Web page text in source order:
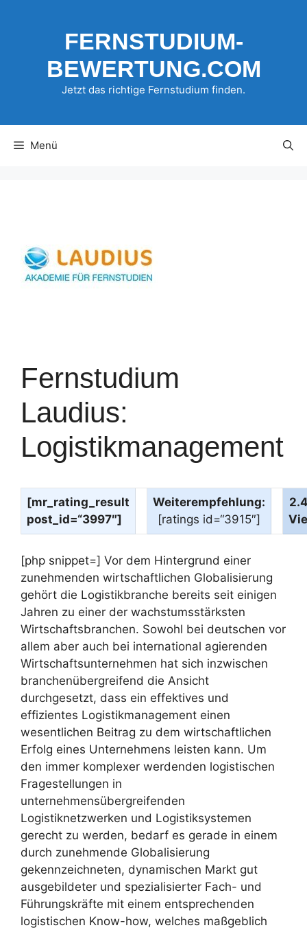
FERNSTUDIUM-
BEWERTUNG.COM
Jetzt das richtige Fernstudium finden.
Menü
Fernstudium
Laudius:
Logistikmanagement
[mr_rating_result
post_id=“3997″]
Weiterempfehlung:
[ratings id=“3915″]
[php snippet=] Vor dem Hintergrund einer
zunehmenden wirtschaftlichen Globalisierung
gehört die Logistikbranche bereits seit einigen
Jahren zu einer der wachstumsstärksten
Wirtschaftsbranchen. Sowohl bei deutschen vor
allem aber auch bei international agierenden
Wirtschaftsunternehmen hat sich inzwischen
branchenübergreifend die Ansicht
durchgesetzt, dass ein effektives und
effizientes Logistikmanagement einen
wesentlichen Beitrag zu dem wirtschaftlichen
Erfolg eines Unternehmens leisten kann. Um
den immer komplexer werdenden logistischen
Fragestellungen in
unternehmensübergreifenden
Logistiknetzwerken und Logistiksystemen
gerecht zu werden, bedarf es gerade in einem
durch zunehmende Globalisierung
gekennzeichneten, dynamischen Markt gut
ausgebildeter und spezialisierter Fach- und
Führungskräfte mit einem entsprechenden
logistischen Know-how, welches maßgeblich